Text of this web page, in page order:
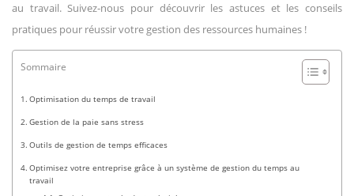
au travail. Suivez-nous pour découvrir les astuces et les conseils
pratiques pour réussir votre gestion des ressources humaines !
Sommaire
Optimisation du temps de travail
Gestion de la paie sans stress
Outils de gestion de temps efficaces
Optimisez votre entreprise grâce à un système de gestion du temps au
travail